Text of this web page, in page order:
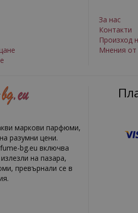
За нас
Контакти
Произход
Мнения от
маркови парфюми,
разумни цени.
bg.eu включва
на пазара,
превърнали се в